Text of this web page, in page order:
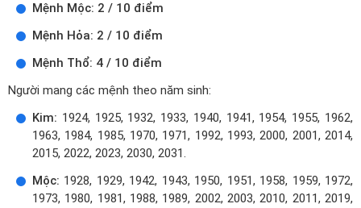
Mệnh Mộc: 2 / 10 điểm
Mệnh Hỏa: 2 / 10 điểm
Mệnh Thổ: 4 / 10 điểm
Người mang các mệnh theo năm sinh:
Kim: 1924, 1925, 1932, 1933, 1940, 1941, 1954, 1955, 1962,
1963, 1984, 1985, 1970, 1971, 1992, 1993, 2000, 2001, 2014,
2015, 2022, 2023, 2030, 2031.
Mộc: 1928, 1929, 1942, 1943, 1950, 1951, 1958, 1959, 1972,
1973, 1980, 1981, 1988, 1989, 2002, 2003, 2010, 2011, 2019,